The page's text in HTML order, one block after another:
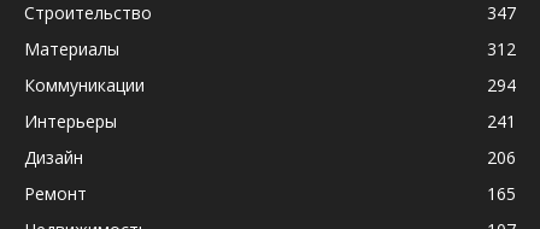
Строительство
347
Материалы
312
Коммуникации
294
Интерьеры
241
Дизайн
206
Ремонт
165